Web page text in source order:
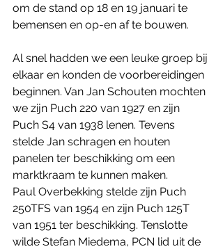
om de stand op 18 en 19 januari te
bemensen en op-en af te bouwen.
Al snel hadden we een leuke groep bij
elkaar en konden de voorbereidingen
beginnen. Van Jan Schouten mochten
we zijn Puch 220 van 1927 en zijn
Puch S4 van 1938 lenen. Tevens
stelde Jan schragen en houten
panelen ter beschikking om een
marktkraam te kunnen maken.
Paul Overbekking stelde zijn Puch
250TFS van 1954 en zijn Puch 125T
van 1951 ter beschikking. Tenslotte
wilde Stefan Miedema, PCN lid uit de